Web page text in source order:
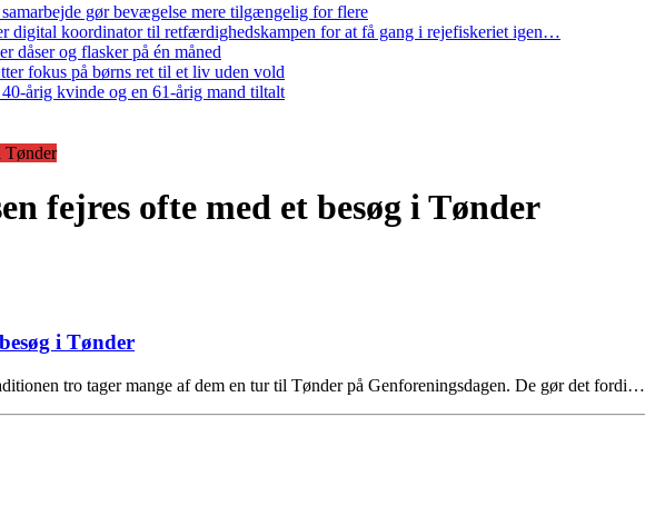
gør bevægelse mere tilgængelig for flere
digital koordinator til retfærdighedskampen for at få gang i rejefiskeriet igen…
dåser og flasker på én måned
fokus på børns ret til et liv uden vold
årig kvinde og en 61-årig mand tiltalt
Tønder
fejres ofte med et besøg i Tønder
i Tønder
tro tager mange af dem en tur til Tønder på Genforeningsdagen. De gør det fordi…